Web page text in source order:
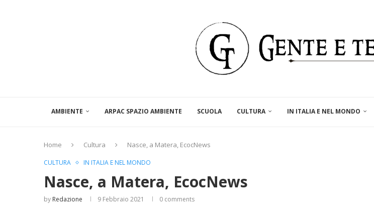
AMBIENTE ARPAC SPAZIO AMBIENTE SCUOLA CULTURA IN ITALIA E NEL MONDO
Home Cultura Nasce, a Matera, EcocNews
CULTURA IN ITALIA E NEL MONDO
Nasce, a Matera, EcocNews
by Redazione 9 Febbraio 2021 0 comments